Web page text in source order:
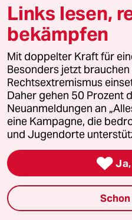
Geld erzeugen
realen Gegenwert
erzielen. Diese
müssen von
Da das Geld für
miterzeugt wird
Produktivität
jemandem
Das passiert dann
- wie wir gerade
Kürzungen, etc.
ein ewiger
Falle voll durch.
Die
Links lesen,
bekämpfen
Mit doppelter Kraft für
Besonders jetzt
Rechtsextremismus
Daher gehen 50 Prozent
Neuanmeldungen an
eine Kampagne, die
und Jugendorte
